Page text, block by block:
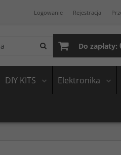
Logowanie Rejestracja
Do zapłaty:
DIY KITS Elektronika